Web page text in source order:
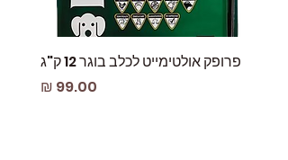
פרופק אולטימייט לכלב בוגר 12 ק"ג
מחיר